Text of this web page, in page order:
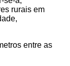
rurais em
entre as